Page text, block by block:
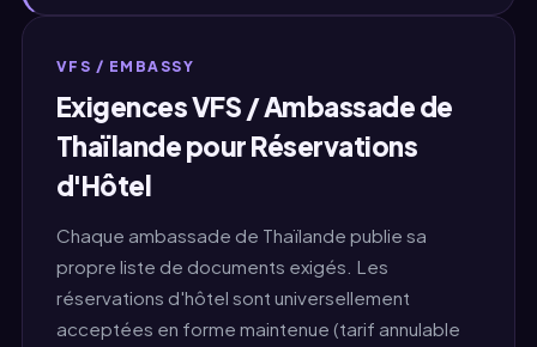
VFS / EMBASSY
Exigences VFS / Ambassade de
Thaïlande pour Réservations
d'Hôtel
Chaque ambassade de Thaïlande publie sa
propre liste de documents exigés. Les
réservations d'hôtel sont universellement
acceptées en forme maintenue (tarif annulable